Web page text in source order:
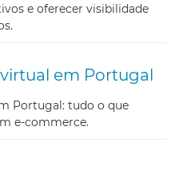
e oferecer visibilidade
em Portugal
Portugal: tudo o que
e-commerce.